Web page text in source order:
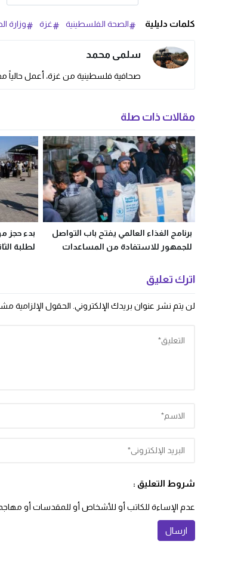
كلمات دليلية الصحة الفلسطينية غزة وزارة
سلمى محمد
صحافية فلسطينية من غزة، أعمل حالياً
مقالات ذات صلة
برنامج الغذاء العالمي يفتح باب التواصل
للجمهور للاستفادة من المساعدات
بدء حجز
لطلبة
اترك تعليق
لن يتم نشر عنوان بريدك الإلكتروني. الحقول الإلزامية
شروط التعليق :
عدم الإساءة للكاتب أو للأشخاص أو للمقدسات أو مهاجمة